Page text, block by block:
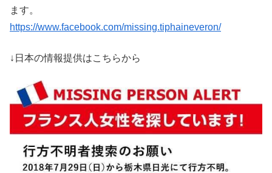
ます。
https://www.facebook.com/missing.tiphaineveron/
↓日本の情報提供はこちらから